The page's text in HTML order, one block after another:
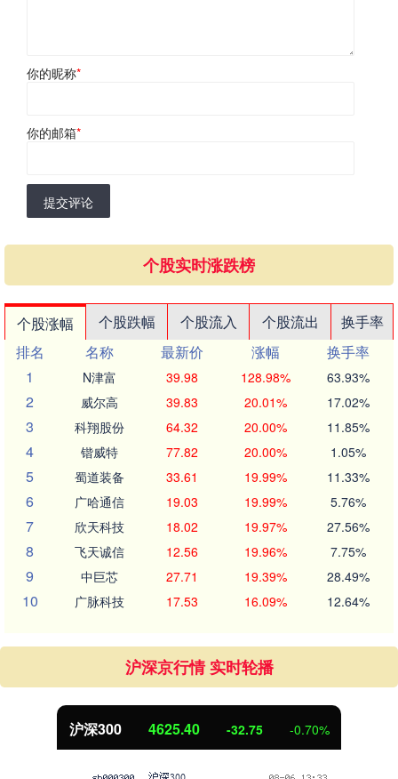
你的昵称*
你的邮箱*
提交评论
个股实时涨跌榜
个股涨幅 个股跌幅 个股流入 个股流出
换手率
排名
名称 最新价 涨幅
换手率
1
N津富 39.98 128.98% 63.93%
2 威尔高 39.83 20.01% 17.02%
3 科翔股份 64.32 20.00% 11.85%
4 锴威特 77.82 20.00% 1.05%
5 蜀道装备 33.61 19.99% 11.33%
6 广哈通信 19.03 19.99% 5.76%
7 欣天科技 18.02 19.97% 27.56%
8 飞天诚信 12.56 19.96% 7.75%
9 中巨芯 27.71 19.39% 28.49%
10 广脉科技 17.53 16.09% 12.64%
沪深京行情 实时轮播
沪深300 4625.40 -32.75 -0.70%